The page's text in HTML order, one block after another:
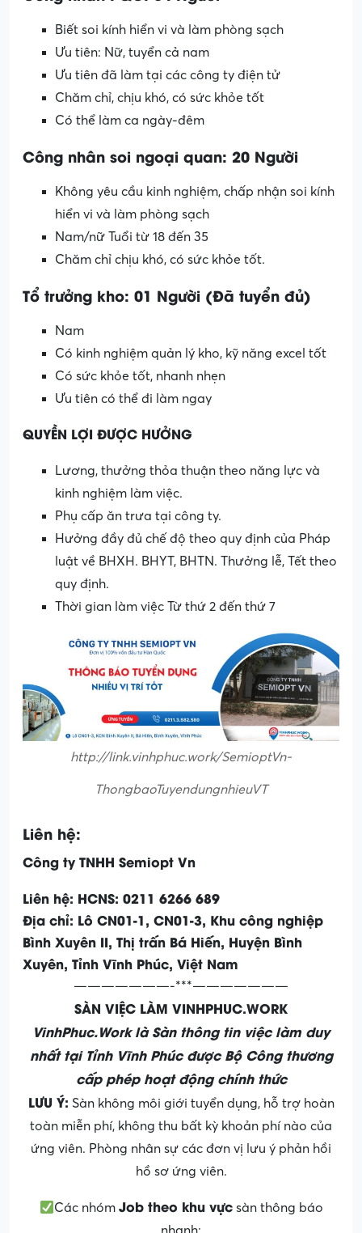
Biết soi kính hiển vi và làm phòng sạch
Ưu tiên: Nữ, tuyển cả nam
Ưu tiên đã làm tại các công ty điện tử
Chăm chỉ, chịu khó, có sức khỏe tốt
Có thể làm ca ngày-đêm
Công nhân soi ngoại quan: 20 Người
Không yêu cầu kinh nghiệm, chấp nhận soi kính
hiển vi và làm phòng sạch
Nam/nữ Tuổi từ 18 đến 35
Chăm chỉ chịu khó, có sức khỏe tốt.
Tổ trưởng kho: 01 Người (Đã tuyển đủ)
Nam
Có kinh nghiệm quản lý kho, kỹ năng excel tốt
Có sức khỏe tốt, nhanh nhẹn
Ưu tiên có thể đi làm ngay
QUYỀN LỢI ĐƯỢC HƯỞNG
Lương, thưởng thỏa thuận theo năng lực và
kinh nghiệm làm việc.
Phụ cấp ăn trưa tại công ty.
Hưởng đầy đủ chế độ theo quy định của Pháp
luật về BHXH. BHYT, BHTN. Thưởng lễ, Tết theo
quy định.
Thời gian làm việc Từ thứ 2 đến thứ 7
http://link.vinhphuc.work/SemioptVn-
ThongbaoTuyendungnhieuVT
Liên hệ:
Công ty TNHH Semiopt Vn
Liên hệ: HCNS: 0211 6266 689
Địa chỉ: Lô CN01-1, CN01-3, Khu công nghiệp
Bình Xuyên II, Thị trấn Bá Hiến, Huyện Bình
Xuyên, Tỉnh Vĩnh Phúc, Việt Nam
———————-***———————
SÀN VIỆC LÀM VINHPHUC.WORK
VinhPhuc.Work là Sàn thông tin việc làm duy
nhất tại Tỉnh Vĩnh Phúc được Bộ Công thương
cấp phép hoạt động chính thức
LƯU Ý: Sàn không môi giới tuyển dụng, hỗ trợ hoàn
toàn miễn phí, không thu bất kỳ khoản phí nào của
ứng viên. Phòng nhân sự các đơn vị lưu ý phản hồi
hồ sơ ứng viên.
Các nhóm Job theo khu vựcsàn thông báo